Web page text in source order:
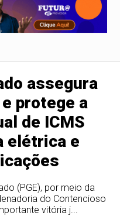
assegura
protege a
de ICMS
elétrica e
(PGE), por meio da
do Contencioso
vitória j...